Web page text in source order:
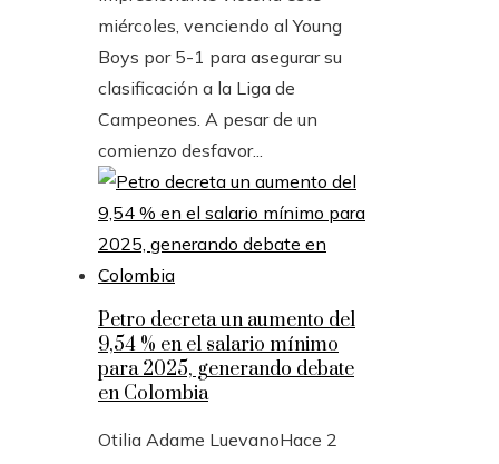
miércoles, venciendo al Young
Boys por 5-1 para asegurar su
clasificación a la Liga de
Campeones. A pesar de un
comienzo desfavor...
Petro decreta un aumento del
9,54 % en el salario mínimo
para 2025, generando debate
en Colombia
Otilia Adame LuevanoHace 2